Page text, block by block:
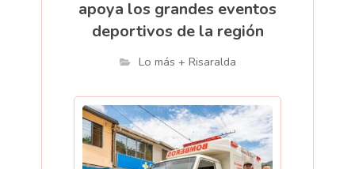
apoya los grandes eventos
deportivos de la región
Lo más + Risaralda